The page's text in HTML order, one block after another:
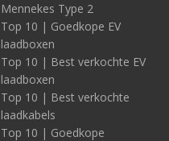
Mennekes Type 2
Top 10 | Goedkope EV
laadboxen
Top 10 | Best verkochte EV
laadboxen
Top 10 | Best verkochte
laadkabels
Top 10 | Goedkope